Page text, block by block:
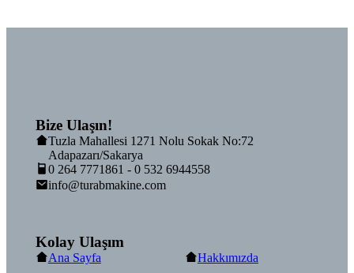
Bize Ulaşın!
Tuzla Mahallesi 1271 Nolu Sokak No:72
Adapazarı/Sakarya
0 264 7771861 - 0 532 6944558
info@turabmakine.com
Kolay Ulaşım
Ana Sayfa Hakkımızda